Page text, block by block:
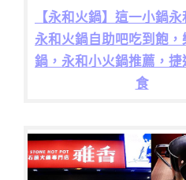
【永和火鍋】這一小鍋永
永和火鍋自助吧吃到飽，
鍋，永和小火鍋推薦，捷
食